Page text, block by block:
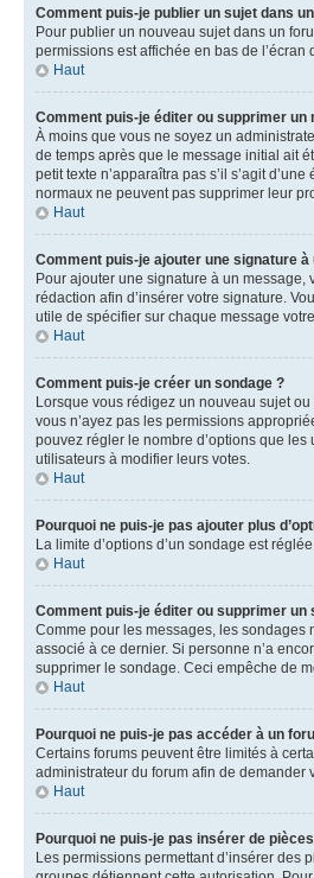
Comment puis-je publier un sujet dans
Pour publier un nouveau sujet dans un
permissions est affichée en bas de
Haut
Comment puis-je éditer ou supprimer un
À moins que vous ne soyez un
de temps après que le message initial ait
petit texte n’apparaîtra pas s’il s’agit
normaux ne peuvent pas supprimer leur
Haut
Comment puis-je ajouter une signature à
Pour ajouter une signature à un message,
rédaction afin d’insérer votre signature.
utile de spécifier sur chaque message
Haut
Comment puis-je créer un sondage ?
Lorsque vous rédigez un nouveau sujet
vous n’ayez pas les permissions
pouvez régler le nombre d’options que
utilisateurs à modifier leurs votes.
Haut
Pourquoi ne puis-je pas ajouter plus
La limite d’options d’un sondage est
Haut
Comment puis-je éditer ou supprimer un
Comme pour les messages, les sondages
associé à ce dernier. Si personne n’a
supprimer le sondage. Ceci empêche de
Haut
Pourquoi ne puis-je pas accéder à un
Certains forums peuvent être limités à
administrateur du forum afin de demander
Haut
Pourquoi ne puis-je pas insérer de
Les permissions permettant d’insérer des